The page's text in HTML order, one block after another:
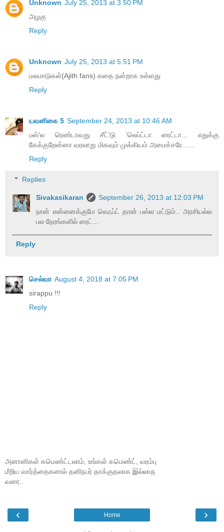
Unknown July 25, 2013 at 3:50 PM
அழகு
Reply
Unknown July 25, 2013 at 5:51 PM
மலமாடுகள்(Ajith fans) கதை நன்றாக உள்ளது
Reply
யவனிகை 5 September 24, 2013 at 10:46 AM
பஸ்'ல ரெண்டாவது சீட்'டு 'லெப்ட்டா ரைட்டா... எதுக்கு
கேக்குறேன்னா வரலாறு மிகவும் முக்கியம் அமைச்சரே......
Reply
Replies
Sivakasikaran
September 26, 2013 at 12:03 PM
நான் என்னைக்குமே லெஃப்ட் தான் பஸ்ல மட்டும்.. அரசியல்ல
பல நேரங்களில் ரைட்...
Reply
செல்வா August 4, 2018 at 7:05 PM
sirappu !!!
Reply
அனானிகள் கமெண்ட்டலாம், உங்கள் கமெண்ட், வரம்பு
மீறிய வார்த்தைகளால் தனிநபர் தாக்குதலாக இல்லாத
வரை..
‹ ›
Home